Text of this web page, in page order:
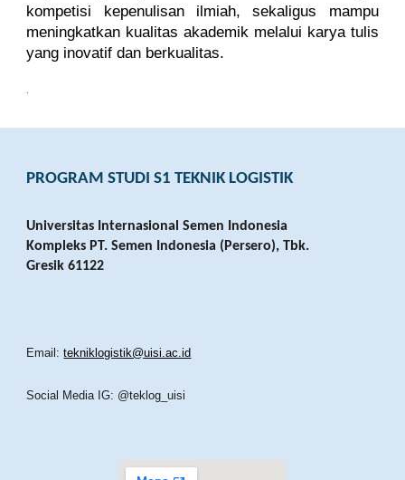
kompetisi kepenulisan ilmiah, sekaligus mampu
meningkatkan kualitas akademik melalui karya tulis
yang inovatif dan berkualitas.
.
PROGRAM STUDI S1 TEKNIK LOGISTIK
Universitas Internasional Semen Indonesia
Kompleks PT. Semen Indonesia (Persero), Tbk.
Gresik 61122
Email:tekniklogistik@uisi.ac.id
Social Media IG: @teklog_uisi